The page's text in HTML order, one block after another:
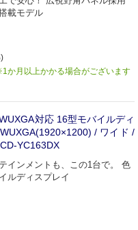
載モデル
か月以上かかる場合がございます
対応 16型モバイルディ
/ ワイド /
YC163DX
インメントも、この1台で。 色
ルディスプレイ